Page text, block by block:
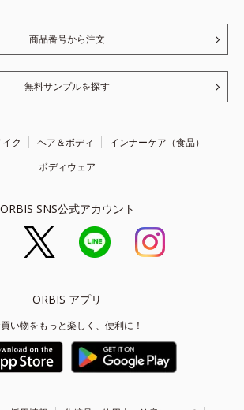
商品番号から注文
無料サンプルを探す
イク ヘア＆ボディ
インナーケア（食品）
ボディウェア
ORBIS SNS公式アカウント
ORBIS アプリ
い物をもっと楽しく、便利に！